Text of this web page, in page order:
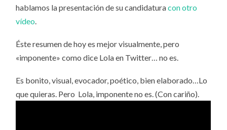
hablamos la presentación de su candidaturacon otro
vídeo.
Éste resumen de hoy es mejor visualmente, pero
«imponente» como dice Lola en Twitter… no es.
Es bonito, visual, evocador, poético, bien elaborado…Lo
que quieras. Pero Lola, imponente no es. (Con cariño).